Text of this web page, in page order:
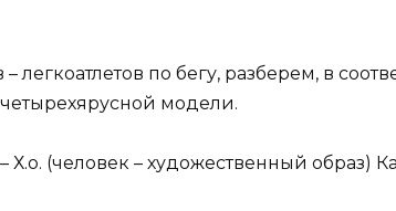
легкоатлетов по бегу, разберем, в
модели.
Х.о. (человек – художественный